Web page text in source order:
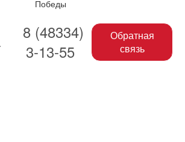
8 (48334)
3-13-55
Обратная
связь